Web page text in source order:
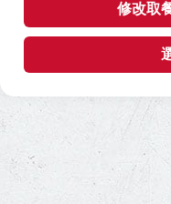
修改取